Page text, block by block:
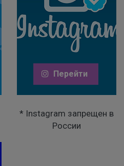
Перейти
* Instagram запрещен в
России